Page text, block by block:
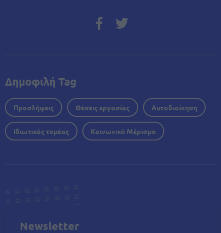
Δημοφιλή Tag
Προσλήψεις Θέσεις εργασίας Αυτοδιοίκηση
Ιδιωτικός τομέας Κοινωνικό Μέρισμα
Newsletter